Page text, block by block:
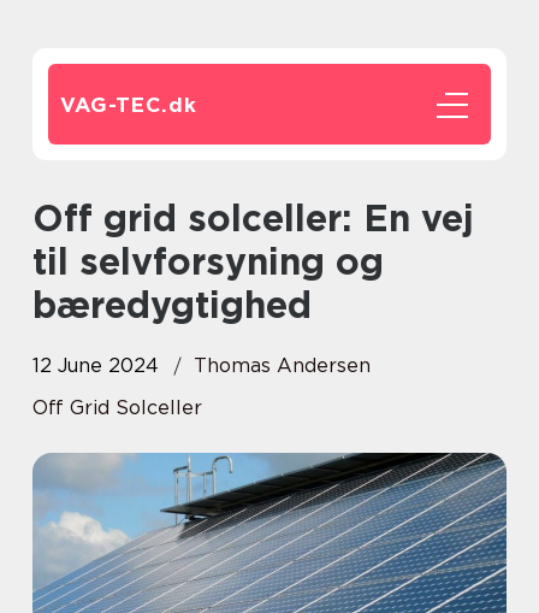
VAG-TEC.dk
Off grid solceller: En vej
til selvforsyning og
bæredygtighed
12 June 2024
Thomas Andersen
Off Grid Solceller